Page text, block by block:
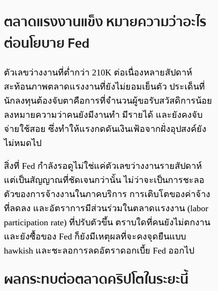
ตลาดแรงงานแข็ง หมายความว่าอะไร
ต่อนโยบาย Fed
ตัวเลขว่างงานที่ต่ำกว่า 210K ต่อเนื่องหลายสัปดาห์
สะท้อนภาพตลาดแรงงานที่ยังไม่ยอมเย็นตัว ประเด็นที่
นักลงทุนต้องจับตาคือการที่จำนวนผู้ขอรับสวัสดิการน้อย
ลงหมายความว่าคนยังมีงานทำ มีรายได้ และยังคงจับ
จ่ายใช้สอย ซึ่งทำให้แรงกดดันเงินเฟ้อจากฝั่งอุปสงค์ยัง
ไม่หมดไป
สิ่งที่ Fed กำลังรอดูไม่ใช่แค่ตัวเลขว่างงานรายสัปดาห์
แต่เป็นสัญญาณที่ชัดเจนกว่านั้น ไม่ว่าจะเป็นการชะลอ
ตัวของการจ้างงานในภาคบริการ การเติบโตของค่าจ้าง
ที่ลดลง และอัตราการมีส่วนร่วมในตลาดแรงงาน (labor
participation rate) ที่ปรับตัวขึ้น ตราบใดที่คนยังไม่ตกงาน
และยังซื้อของ Fed ก็ยังมีเหตุผลที่จะคงจุดยืนแบบ
hawkish และชะลอการลดอัตราดอกเบี้ย Fed ออกไป
ผลกระทบต่อตลาดคริปโตในระยะนี้